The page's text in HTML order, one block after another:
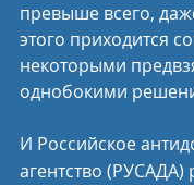
превыше всего,
этого приходится
некоторыми
однобокими
И Российское
агентство